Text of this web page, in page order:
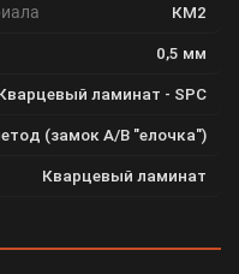
КМ2
0,5 мм
ламинат - SPC
(замок A/B "елочка")
Кварцевый ламинат